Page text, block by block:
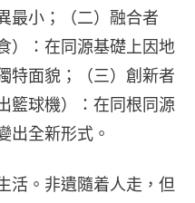
最小；（二）融合者
）：在同源基礎上因地
特面貌；（三）創新者
籃球機）：在同根同源
出全新形式。
活。非遺隨着人走，但